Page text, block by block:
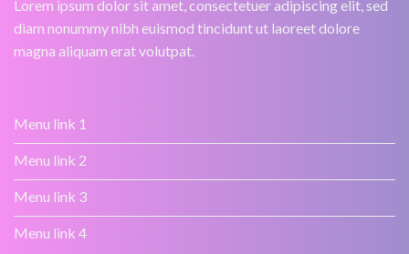
Lorem ipsum dolor sit amet, consectetuer adipiscing elit, sed
diam nonummy nibh euismod tincidunt ut laoreet dolore
magna aliquam erat volutpat.
Menu link 1
Menu link 2
Menu link 3
Menu link 4